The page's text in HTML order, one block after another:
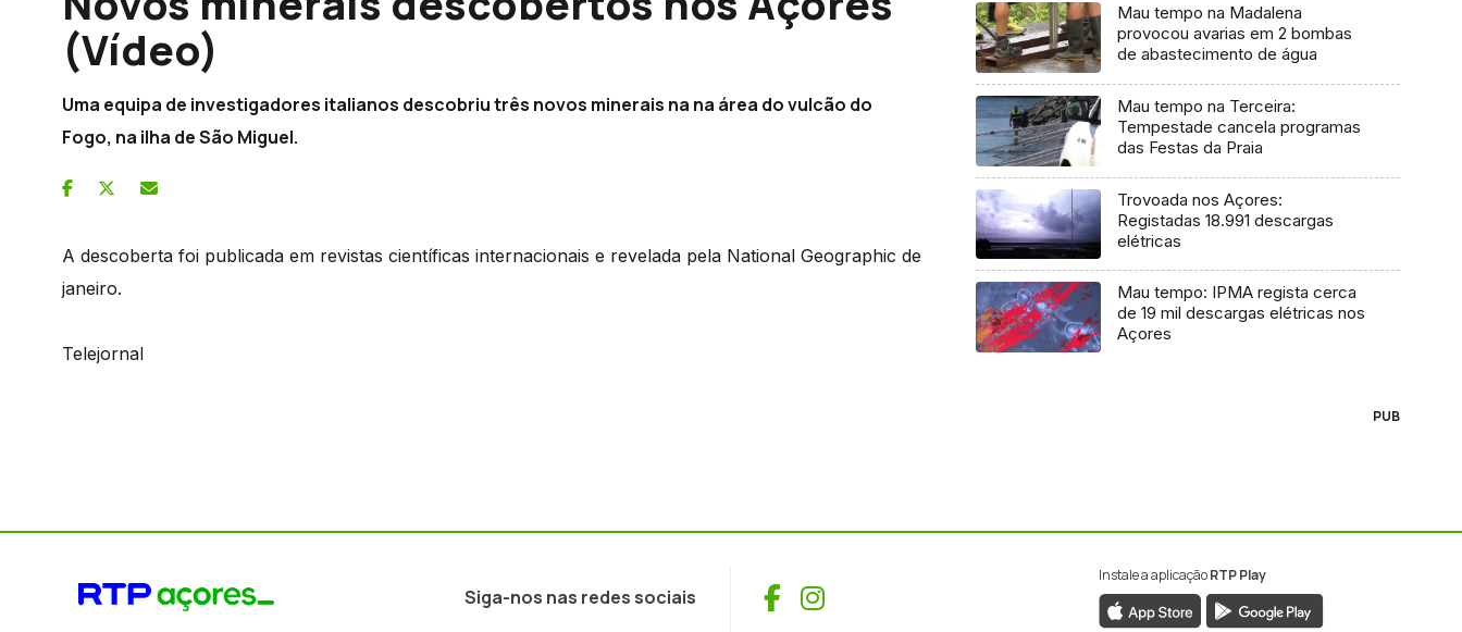
(Vídeo)
Uma equipa de investigadores italianos descobriu três novos minerais na na área do vulcão do
Fogo, na ilha de São Miguel.
A descoberta foi publicada em revistas científicas internacionais e revelada pela National Geographic de
janeiro.
Telejornal
Mau tempo na Madalena
provocou avarias em 2 bombas
de abastecimento de água
Mau tempo na Terceira:
Tempestade cancela programas
das Festas da Praia
Trovoada nos Açores:
Registadas 18.991 descargas
elétricas
Mau tempo: IPMA regista cerca
de 19 mil descargas elétricas nos
Açores
PUB
Siga-nos nas redes sociais Facebook
Instagram
Instale a aplicaçãoRTP Play